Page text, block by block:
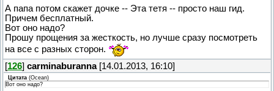
А папа потом скажет дочке -- Эта тетя -- просто наш гид.
Причем бесплатный.
Вот оно надо?
Прошу прощения за жесткость, но лучше сразу посмотреть
на все с разных сторон.
[126] carminaburanna[14.01.2013, 16:10]
Цитата (Ocean)
Вот оно надо?